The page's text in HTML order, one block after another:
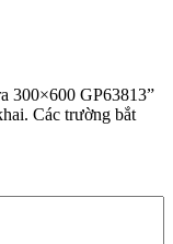
300×600 GP63813”
Các trường bắt